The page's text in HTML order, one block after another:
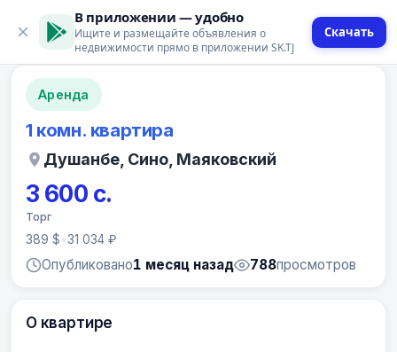
В приложении — удобно
Ищите и размещайте объявления о
недвижимости прямо в приложении SK.TJ
Скачать
12 фото
Аренда
1 комн. квартира
Душанбе, Сино, Маяковский
3 600 с.
Торг
389 $•31 034 ₽
Опубликовано1 месяц назад 788просмотров
О квартире